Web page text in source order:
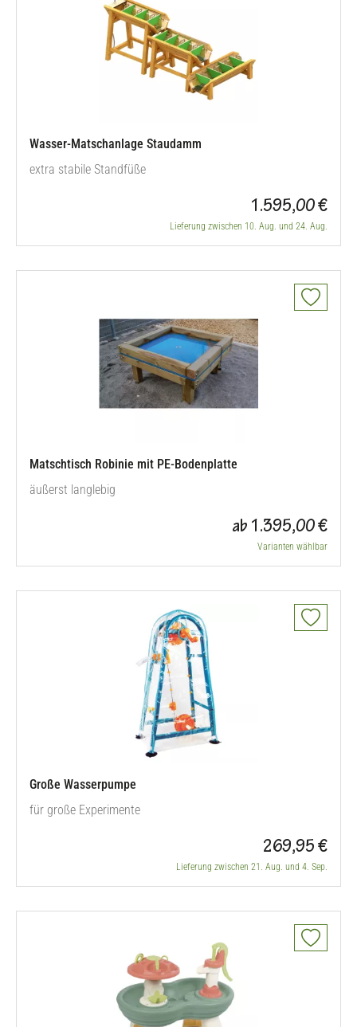
Wasser-Matschanlage Staudamm
extra stabile Standfüße
1.595,00 €
Lieferung zwischen 10. Aug. und 24. Aug.
Matschtisch Robinie mit PE-Bodenplatte
äußerst langlebig
ab 1.395,00 €
Varianten wählbar
Große Wasserpumpe
für große Experimente
269,95 €
Lieferung zwischen 21. Aug. und 4. Sep.